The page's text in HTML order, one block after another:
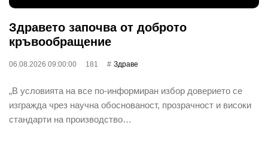
Здравето започва от доброто
кръвообращение
06.08.2026 09:00:00 181 Здраве
„В условията на все по-информиран избор доверието се
изгражда чрез научна обоснованост, прозрачност и високи
стандарти на производство…